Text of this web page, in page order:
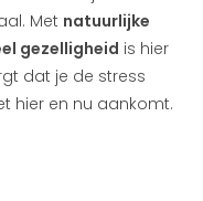
Met natuurlijke
gezelligheid is hier
dat je de stress
hier en nu aankomt.